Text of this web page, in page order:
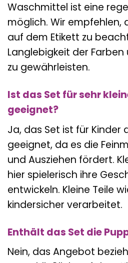
Waschmittel ist eine
möglich. Wir empfehlen,
auf dem Etikett zu
Langlebigkeit der
zu gewährleisten.
Ist das Set für sehr
geeignet?
Ja, das Set ist für Kinder
geeignet, da es die
und Ausziehen fördert.
hier spielerisch ihre
entwickeln. Kleine Teile
kindersicher verarbeitet.
Enthält das Set die
Nein, das Angebot